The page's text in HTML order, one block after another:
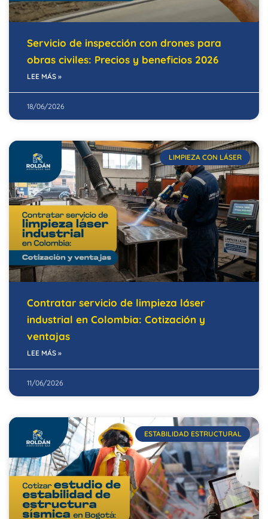
Servicio de inspección con drones para
obras civiles: Precios y beneficios 2026
LEE MÁS »
18/06/2026
LIMPIEZA CON LÁSER
Contratar servicio de limpieza láser
industrial en Colombia: Cotización y
ventajas
LEE MÁS »
11/06/2026
ESTABILIDAD ESTRUCTURAL